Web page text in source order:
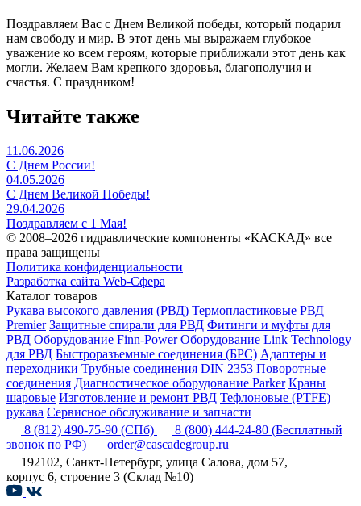
Поздравляем Вас с Днем Великой победы, который подарил
нам свободу и мир. В этот день мы выражаем глубокое
уважение ко всем героям, которые приближали этот день как
могли. Желаем Вам крепкого здоровья, благополучия и
счастья. С праздником!
Читайте также
11.06.2026
С Днем России!
04.05.2026
С Днем Великой Победы!
29.04.2026
Поздравляем с 1 Мая!
© 2008–2026 гидравлические компоненты «КАСКАД» все
права защищены
Политика конфиденциальности
Разработка сайта Web-Сфера
Каталог товаров
Рукава высокого давления (РВД) Термопластиковые РВД
Premier Защитные спирали для РВД Фитинги и муфты для
РВД Оборудование Finn-Power Оборудование Link Technology
для РВД Быстроразъемные соединения (БРС) Адаптеры и
переходники Трубные соединения DIN 2353 Поворотные
соединения Диагностическое оборудование Parker Краны
шаровые Изготовление и ремонт РВД Тефлоновые (PTFE)
рукава Сервисное обслуживание и запчасти
8 (812) 490-75-90 (СПб) 8 (800) 444-24-80 (Бесплатный
звонок по РФ)
order@cascadegroup.ru
192102, Санкт-Петербург, улица Салова, дом 57,
корпус 6, строение 3 (Склад №10)